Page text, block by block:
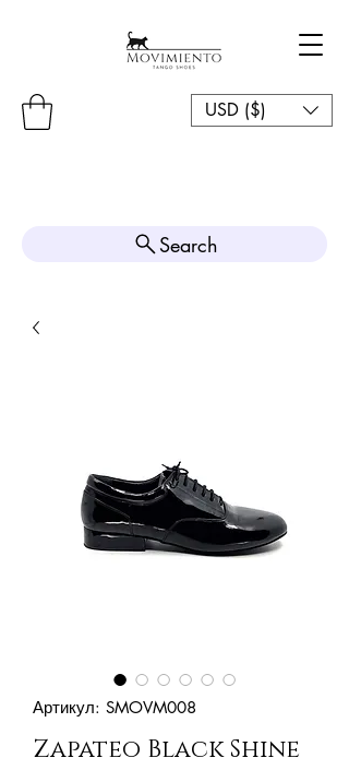
USD ($)
Search
Артикул: SMOVM008
Zapateo Black Shine